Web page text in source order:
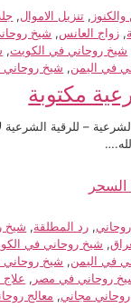
, تنزيل الاموال, جلب
زواج العانس, شيخ
روحاني في الكويت,
في اليمن, شيخ روحاني
مكتوبة
– للرقية الشرعية
, رد المطلقة, شيخ
, شيخ روحاني في
في اليمن, شيخ روحاني
روحاني في مصر, علاج
مجاني, معالج